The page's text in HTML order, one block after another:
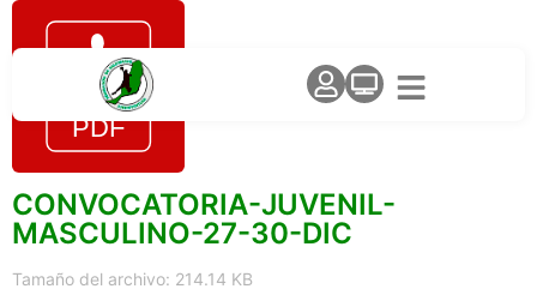
CONVOCATORIA-JUVENIL-
MASCULINO-27-30-DIC
Tamaño del archivo: 214.14 KB